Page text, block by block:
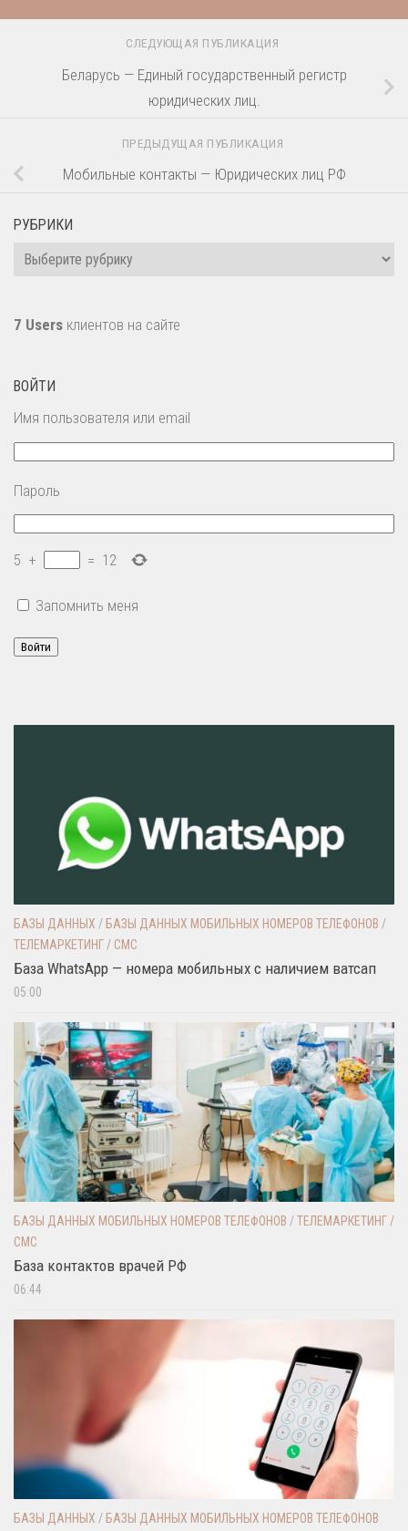
СЛЕДУЮЩАЯ ПУБЛИКАЦИЯ
Беларусь — Единый государственный регистр
юридических лиц.
ПРЕДЫДУЩАЯ ПУБЛИКАЦИЯ
Мобильные контакты — Юридических лиц РФ
РУБРИКИ
Рубрики
7 Users клиентов на сайте
ВОЙТИ
Имя пользователя или email
Пароль
5 + = 12
Запомнить меня
Войти
БАЗЫ ДАННЫХ / БАЗЫ ДАННЫХ МОБИЛЬНЫХ НОМЕРОВ ТЕЛЕФОНОВ /
ТЕЛЕМАРКЕТИНГ / СМС
База WhatsApp — номера мобильных с наличием ватсап
05:00
БАЗЫ ДАННЫХ МОБИЛЬНЫХ НОМЕРОВ ТЕЛЕФОНОВ /ТЕЛЕМАРКЕТИНГ /
СМС
База контактов врачей РФ
06:44
БАЗЫ ДАННЫХ / БАЗЫ ДАННЫХ МОБИЛЬНЫХ НОМЕРОВ ТЕЛЕФОНОВ